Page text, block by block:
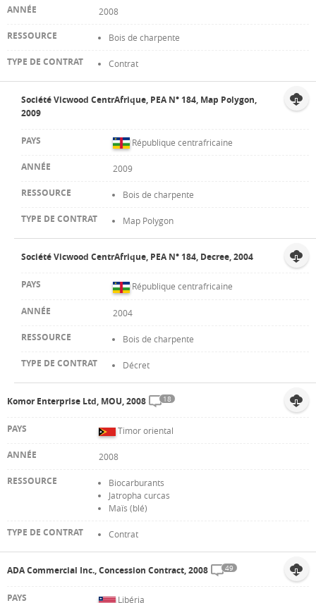
2008
Bois de charpente
Contrat
Société Vicwood CentrAfrique, PEA N° 184, Map Polygon,
2009
République centrafricaine
2009
Bois de charpente
Map Polygon
Société Vicwood CentrAfrique, PEA N° 184, Decree, 2004
République centrafricaine
2004
Bois de charpente
Décret
Komor Enterprise Ltd, MOU, 2008 18
Timor oriental
2008
Biocarburants
Jatropha curcas
Maïs (blé)
Contrat
ADA Commercial Inc., Concession Contract, 2008 49
Libéria